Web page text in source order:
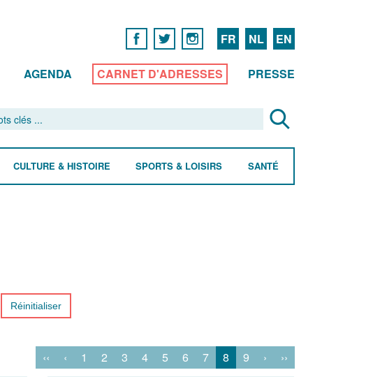
FR NL EN
AGENDA CARNET D'ADRESSES PRESSE
CULTURE & HISTOIRE SPORTS & LOISIRS SANTÉ
Réinitialiser
‹‹ ‹ 1 2 3 4 5 6 7 8 9 › ››